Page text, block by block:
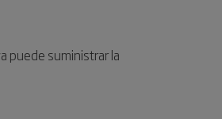
puede suministrar la